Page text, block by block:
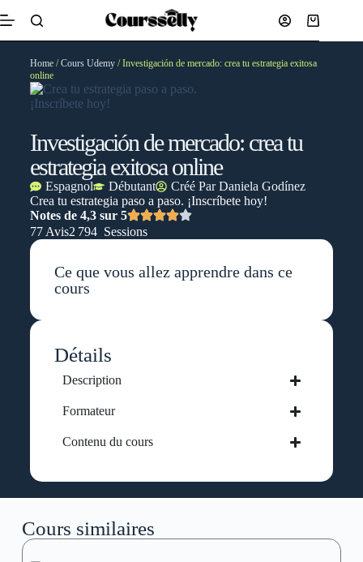
Home/Cours Udemy/ Investigación de mercado: crea tu estrategia exitosa
online
Investigación de mercado: crea tu
estrategia exitosa online
Espagnol Débutant Créé ParDaniela Godínez
Crea tu estrategia paso a paso. ¡Inscríbete hoy!
Notes de 4,3 sur 5
77 Avis2 794 Sessions
Ce que vous allez apprendre dans ce
cours
Détails
Description
Formateur
Contenu du cours
Cours similaires